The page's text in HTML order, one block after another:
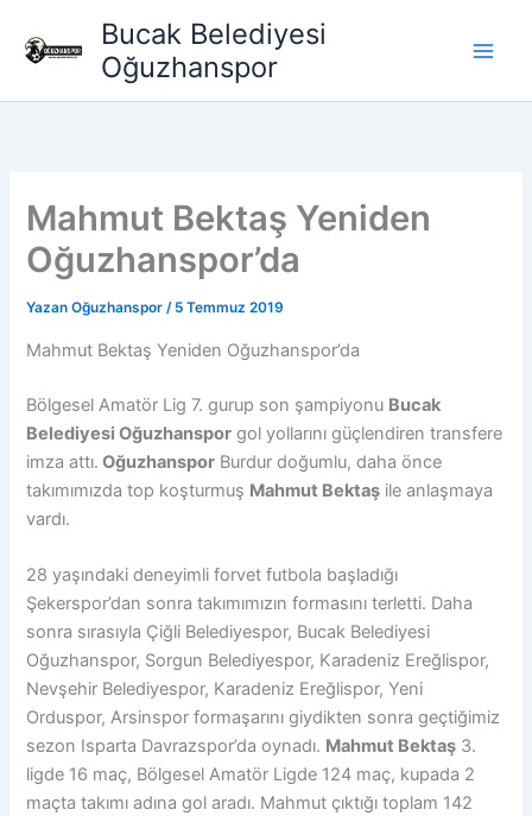
atla
Bucak Belediyesi
Oğuzhanspor
Mahmut Bektaş Yeniden
Oğuzhanspor’da
Yazan Oğuzhanspor/ 5 Temmuz 2019
Mahmut Bektaş Yeniden Oğuzhanspor’da
Bölgesel Amatör Lig 7. gurup son şampiyonu Bucak
Belediyesi Oğuzhanspor gol yollarını güçlendiren transfere
imza attı. Oğuzhanspor Burdur doğumlu, daha önce
takımımızda top koşturmuş Mahmut Bektaş ile anlaşmaya
vardı.
28 yaşındaki deneyimli forvet futbola başladığı
Şekerspor’dan sonra takımımızın formasını terletti. Daha
sonra sırasıyla Çiğli Belediyespor, Bucak Belediyesi
Oğuzhanspor, Sorgun Belediyespor, Karadeniz Ereğlispor,
Nevşehir Belediyespor, Karadeniz Ereğlispor, Yeni
Orduspor, Arsinspor formaşarını giydikten sonra geçtiğimiz
sezon Isparta Davrazspor’da oynadı. Mahmut Bektaş 3.
ligde 16 maç, Bölgesel Amatör Ligde 124 maç, kupada 2
maçta takımı adına gol aradı. Mahmut çıktığı toplam 142